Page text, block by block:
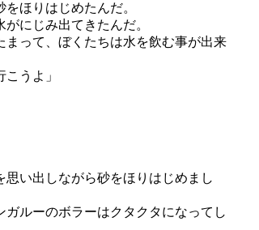
ほりはじめたんだ。
にじみ出てきたんだ。
って、ぼくたちは水を飲む事が出来
うよ」
い出しながら砂をほりはじめまし
ルーのボラーはクタクタになってし